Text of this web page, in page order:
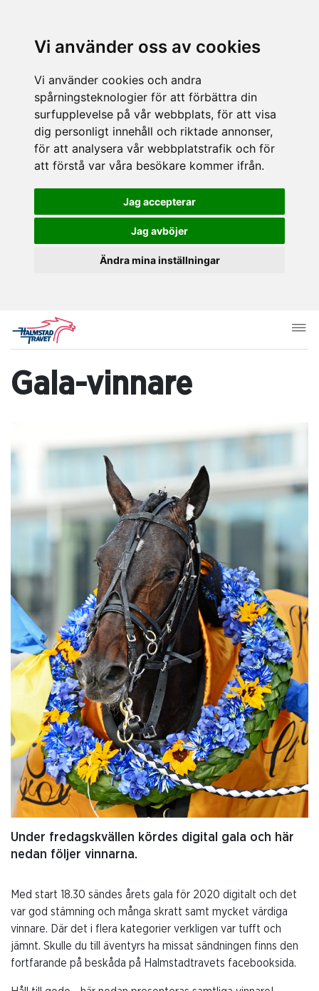
Vi använder oss av cookies
Vi använder cookies och andra
spårningsteknologier för att förbättra din
surfupplevelse på vår webbplats, för att visa
dig personligt innehåll och riktade annonser,
för att analysera vår webbplatstrafik och för
att förstå var våra besökare kommer ifrån.
Jag accepterar
Jag avböjer
Ändra mina inställningar
Gala-vinnare
Under fredagskvällen kördes digital gala och här
nedan följer vinnarna.
Med start 18.30 sändes årets gala för 2020 digitalt och det
var god stämning och många skratt samt mycket värdiga
vinnare. Där det i flera kategorier verkligen var tufft och
jämnt. Skulle du till äventyrs ha missat sändningen finns den
fortfarande på beskåda på Halmstadtravets facebooksida.